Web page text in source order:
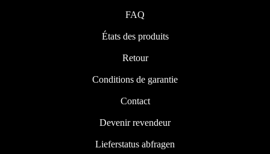
FAQ
États des produits
Retour
Conditions de garantie
Contact
Devenir revendeur
Lieferstatus abfragen